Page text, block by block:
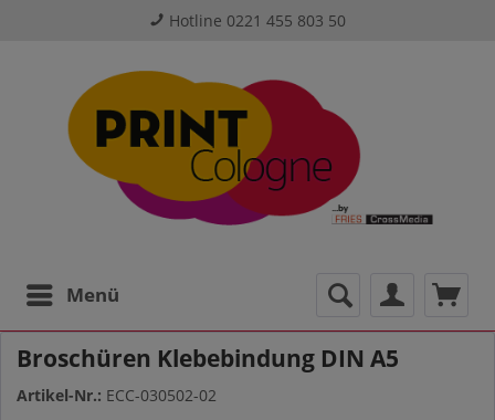
Hotline 0221 455 803 50
Menü
Broschüren Klebebindung DIN A5
Artikel-Nr.: ECC-030502-02